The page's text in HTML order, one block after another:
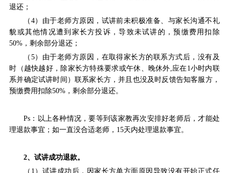
退还；
（4）由于老师方原因，试讲前未积极准备、与家长沟通不礼
貌或其他情况遭到家长方投诉，导致未试讲的，预缴费用扣除
50%，剩余部分退还；
（5）由于老师方原因，在取得家长方的联系方式后，没有及
时（越快越好，除家长方特殊要求或午休、晚休外,应在1小时内联
系并确定试讲时间）联系家长方，并且也没及时反馈告知客服方，
预缴费用扣除50%，剩余部分退还。
Ps：以上各种情况，要等到该家教再次安排好老师后，才能处
理退款事宜；如一直没合适老师，15天内处理退款事宜。
2、试讲成功退款。
（1）试讲成功后，因家长方单方面原因导致没有开始正式任